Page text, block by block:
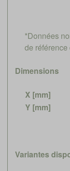
*Données
de
Dimensions
X [mm]
Y [mm]
Variantes